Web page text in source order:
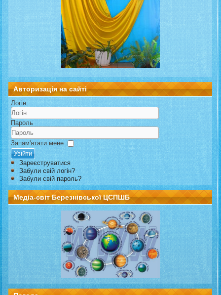
Авторизація на сайті
Логін
Пароль
Запам'ятати мене
Увійти
Зареєструватися
Забули свій логін?
Забули свій пароль?
Медіа-світ Березнівської ЦСПШБ